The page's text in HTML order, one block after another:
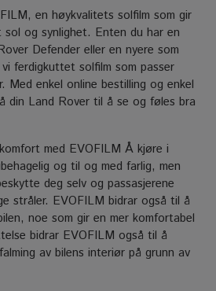
en høykvalitets solfilm som gir
og synlighet. Enten du har en
Defender eller en nyere som
ferdigkuttet solfilm som passer
Med enkel online bestilling og enkel
din Land Rover til å se og føles bra
med EVOFILM Å kjøre i
og til og med farlig, men
deg selv og passasjerene
stråler. EVOFILM bidrar også til å
noe som gir en mer komfortabel
bidrar EVOFILM også til å
av bilens interiør på grunn av